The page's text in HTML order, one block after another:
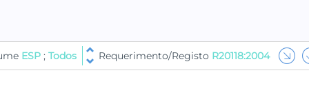
ESP ; Todos Requerimento/Registo R20118:2004